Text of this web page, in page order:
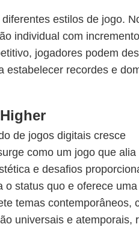
estilos de jogo.
individual com
jogadores podem
estabelecer recordes e
de jogos digitais cresce
como um jogo que alia
e desafios
o status quo e oferece
temas contemporâneos,
universais e atemporais,